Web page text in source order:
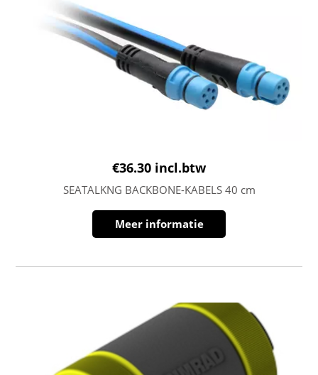
€36.30 incl.btw
SEATALKNG BACKBONE-KABELS 40 cm
Meer informatie